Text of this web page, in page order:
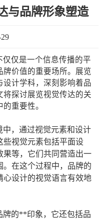
与品牌形象塑造
仅是一个信息传播的平
牌价值的重要场所。展览
计学科，深刻影响着品
将探讨展览视觉传达的关
重要性。
，通过视觉元素和设计
些视觉元素包括平面设
果等，它们共同营造出一
在这个过程中，品牌的
心设计的视觉语言有效地
牌的**印象，它还包括品